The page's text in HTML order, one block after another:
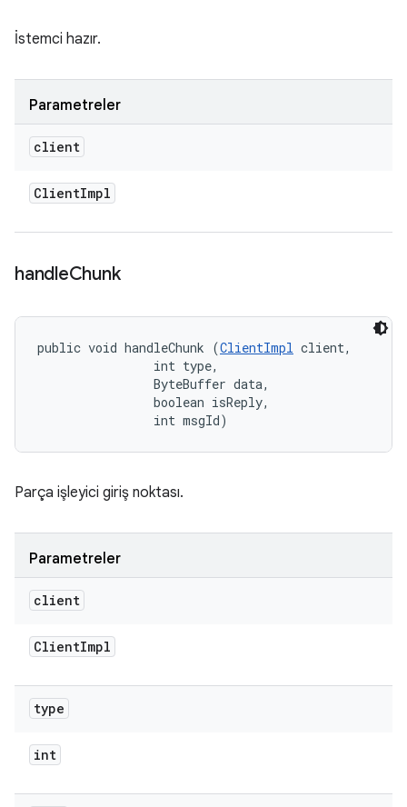
İstemci hazır.
Parametreler
client
ClientImpl
handleChunk
public void handleChunk (ClientImpl client,
                int type,
                ByteBuffer data,
                boolean isReply,
                int msgId)
Parça işleyici giriş noktası.
Parametreler
client
ClientImpl
type
int